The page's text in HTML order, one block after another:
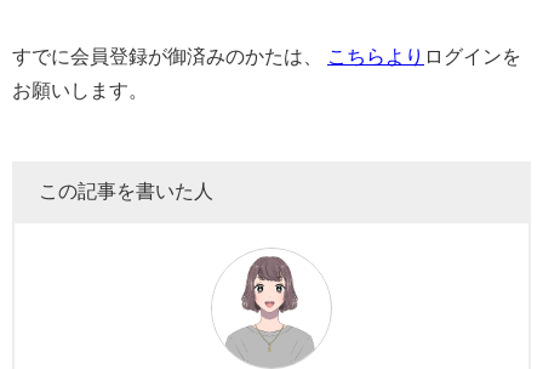
すでに会員登録が御済みのかたは、 こちらより ログインを
お願いします。
この記事を書いた人